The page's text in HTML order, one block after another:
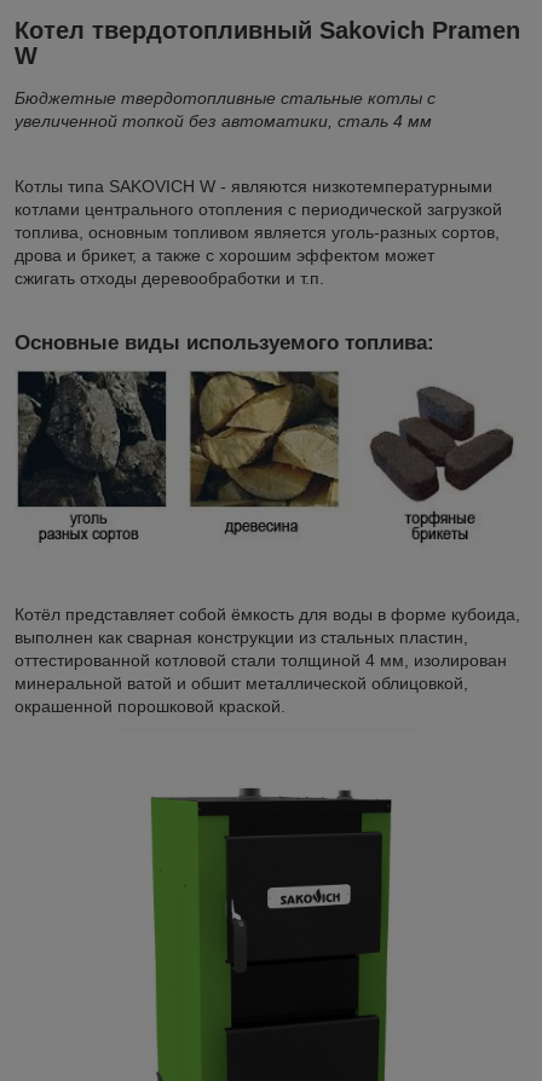
Котел твердотопливный Sakovich Pramen
W
Бюджетные твердотопливные стальные котлы с
увеличенной топкой без автоматики, сталь 4 мм
Котлы типа SAKOVICH W - являются низкотемпературными
котлами центрального отопления с периодической загрузкой
топлива, основным топливом является уголь-разных сортов,
дрова и брикет, а также с хорошим эффектом может
сжигать отходы деревообработки и т.п.
Основные виды используемого топлива:
Котёл представляет собой ёмкость для воды в форме кубоида,
выполнен как сварная конструкции из стальных пластин,
оттестированной котловой стали толщиной 4 мм, изолирован
минеральной ватой и обшит металлической облицовкой,
окрашенной порошковой краской.